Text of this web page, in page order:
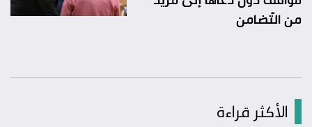
من التّضامن
الأكثر قراءة